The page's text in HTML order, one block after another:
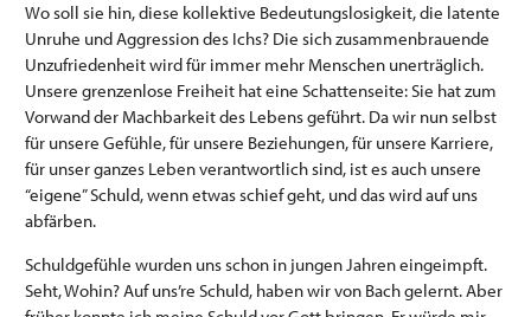
Wo soll sie hin, diese kollektive Bedeutungslosigkeit, die latente
Unruhe und Aggression des Ichs? Die sich zusammenbrauende
Unzufriedenheit wird für immer mehr Menschen unerträglich.
Unsere grenzenlose Freiheit hat eine Schattenseite: Sie hat zum
Vorwand der Machbarkeit des Lebens geführt. Da wir nun selbst
für unsere Gefühle, für unsere Beziehungen, für unsere Karriere,
für unser ganzes Leben verantwortlich sind, ist es auch unsere
“eigene” Schuld, wenn etwas schief geht, und das wird auf uns
abfärben.
Schuldgefühle wurden uns schon in jungen Jahren eingeimpft.
Seht, Wohin? Auf uns’re Schuld, haben wir von Bach gelernt. Aber